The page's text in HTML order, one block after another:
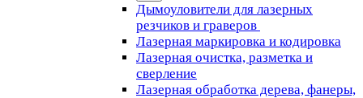
Дымоуловители для лазерных
резчиков и граверов
Лазерная маркировка и кодировка
Лазерная очистка, разметка и
сверление
Лазерная обработка дерева, фанеры,